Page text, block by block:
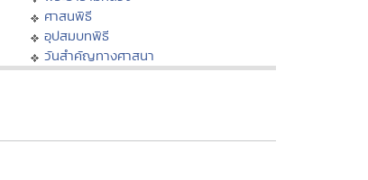
ศาสนพิธี
อุปสมบทพิธี
วันสำคัญทางศาสนา